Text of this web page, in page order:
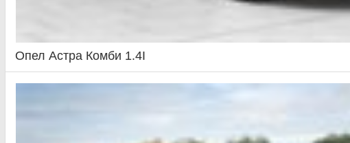
Опел Астра Комби 1.4I